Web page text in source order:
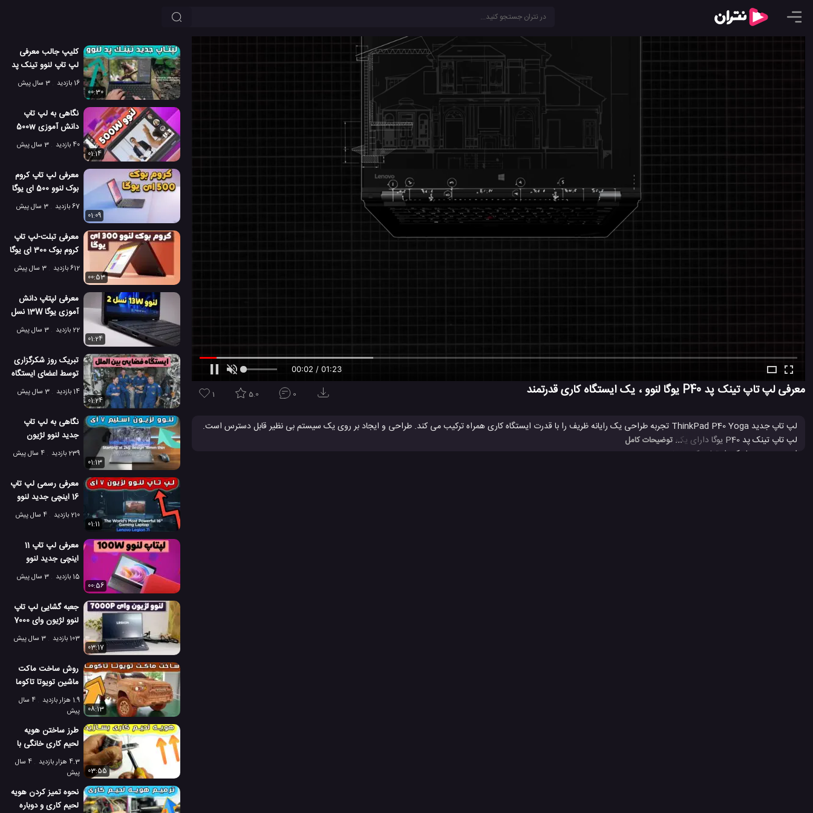
00:02 / 01:23
معرفی لپ تاپ تینک پد P40 یوگا لنوو ، یک ایستگاه کاری قدرتمند 1 5.0 0
لپ تاپ جدید ThinkPad P40 Yoga تجربه طراحی یک رایانه ظریف را با قدرت ایستگاه کاری همراه ترکیب می کند. طراحی و ایجاد بر روی یک سیستم بی نظیر قابل دسترس است.
است. Lenovo یکی از تولید کننده های برتر رایانه های شخصی در جهان است.
... توضیحات کامل
کلیپ جالب معرفی
لپ تاپ لنوو تینک پد
زد سری ایکس
16 بازدید
3 سال پیش
00:30
نگاهی به لپ تاپ
دانش آموزی 500w
یوگا نسل چهار لنوو
40 بازدید
3 سال پیش
01:14
معرفی لپ تاپ کروم
بوک لنوو 500 ای یوگا
نسل چهار 2023!
67 بازدید
3 سال پیش
01:09
معرفی تبلت-لپ تاپ
کروم بوک 300 ای یوگا
نسل چهار لنوو!
612 بازدید
3 سال پیش
00:53
معرفی لپتاپ دانش
آموزی یوگا 13W نسل
دو لنوو!
22 بازدید
3 سال پیش
01:24
تبریک روز شکرگزاری
توسط اعضای ایستگاه
فضایی بین اللملی!
14 بازدید
3 سال پیش
01:24
نگاهی به لپ تاپ
جدید لنوو لژیون
اسلیم 7i
239 بازدید
4 سال پیش
01:13
معرفی رسمی لپ تاپ
16 اینچی جدید لنوو
لژیون 7i
210 بازدید
4 سال پیش
01:11
معرفی لپ تاپ 11
اینچی جدید لنوو
100w نسل 4
15 بازدید
3 سال پیش
00:56
جعبه گشایی لپ تاپ
لنوو لژیون وای 7000
پی 2023
103 بازدید
3 سال پیش
03:17
روش ساخت ماکت
ماشین تویوتا تاکوما
منبت کاری روی چوب
1.9 هزار بازدید
4 سال
پیش
08:13
طرز ساختن هویه
لحیم کاری خانگی با
اتصال یو اس بی
4.3 هزار بازدید
4 سال
پیش
03:55
نحوه تمیز کردن هویه
لحیم کاری و دوباره